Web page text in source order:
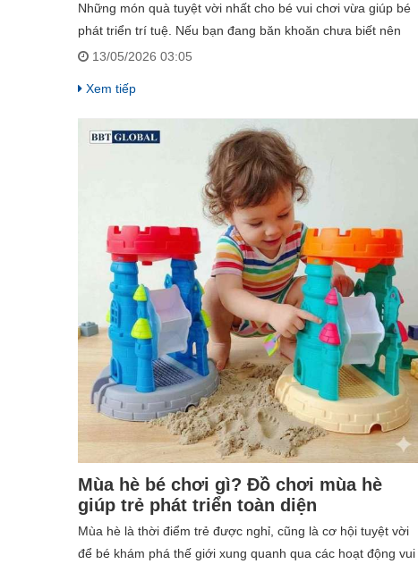
​Những món quà tuyệt vời nhất cho bé vui chơi vừa giúp bé
phát triển trí tuệ. Nếu bạn đang băn khoăn chưa biết nên
chọn gì, hãy cùng Babycuatoi.vn khám phá Top 10 món quà
13/05/2026 03:05
Xem tiếp
Mùa hè bé chơi gì? Đồ chơi mùa hè
giúp trẻ phát triển toàn diện
Mùa hè là thời điểm trẻ được nghỉ, cũng là cơ hội tuyệt vời
để bé khám phá thế giới xung quanh qua các hoạt động vui